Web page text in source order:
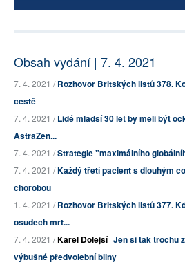
Obsah vydání | 7. 4. 2021
7. 4. 2021 /Rozhovor Britských listů 378.
cestě
7. 4. 2021 /Lidé mladší 30 let by měli být
AstraZen...
7. 4. 2021 /Strategie "maximálního
7. 4. 2021 /Každý třetí pacient s dlouhým
chorobou
1. 4. 2021 /Rozhovor Britských listů 377.
osudech mrt...
7. 4. 2021 /Karel Dolejší Jen si tak trochu
výbušné předvolební bliny